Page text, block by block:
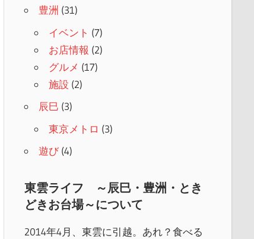
豊洲 (31)
イベント (7)
お店情報 (2)
グルメ (17)
施設 (2)
辰巳 (3)
東京メトロ (3)
遊び(4)
東雲ライフ ～辰巳・豊洲・とき
どきお台場～について
2014年4月、東雲に引越。あれ？食べる